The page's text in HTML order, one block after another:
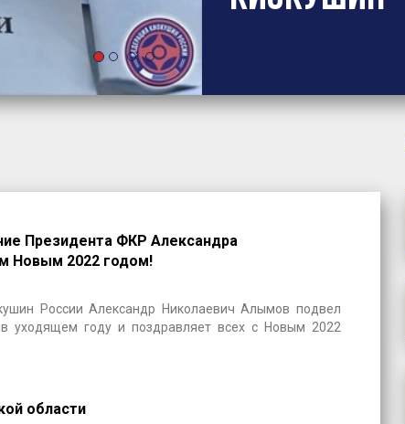
Президента ФКР Александра
Новым 2022 годом!
России Александр Николаевич Алымов подвел
в уходящем году и поздравляет всех с Новым 2022
области